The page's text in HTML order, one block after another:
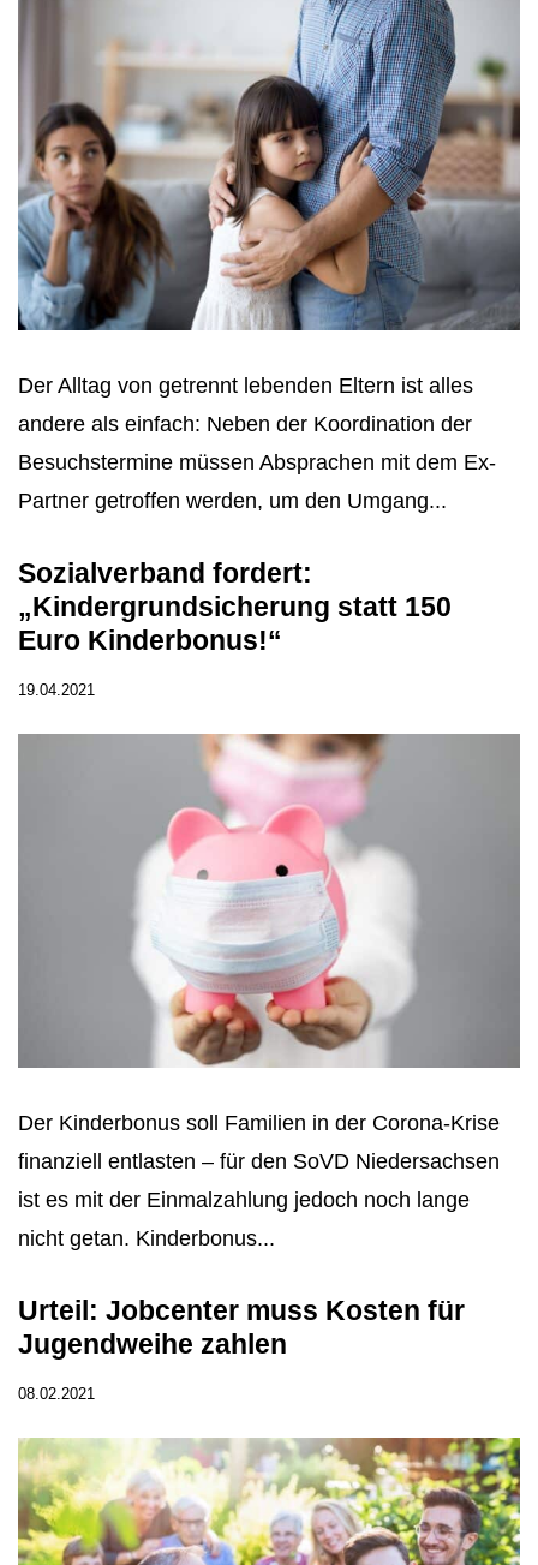
Der Alltag von getrennt lebenden Eltern ist alles
andere als einfach: Neben der Koordination der
Besuchstermine müssen Absprachen mit dem Ex-
Partner getroffen werden, um den Umgang...
Sozialverband fordert:
„Kindergrundsicherung statt 150
Euro Kinderbonus!“
19.04.2021
Der Kinderbonus soll Familien in der Corona-Krise
finanziell entlasten – für den SoVD Niedersachsen
ist es mit der Einmalzahlung jedoch noch lange
nicht getan. Kinderbonus...
Urteil: Jobcenter muss Kosten für
Jugendweihe zahlen
08.02.2021